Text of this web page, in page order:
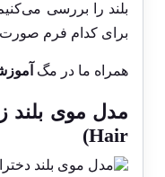
بلند را بررسی
برای کدام فرم
همراه ما در مگ
Hair)